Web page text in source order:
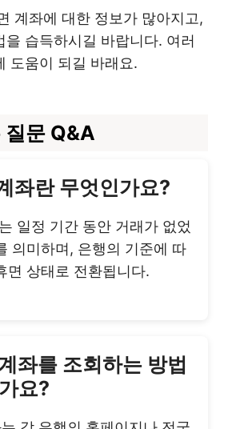
계좌에 대한 정보가 많아지고,
을 습득하시길 바랍니다. 여러
도움이 되길 바래요.
질문 Q&A
좌란 무엇인가요?
일정 기간 동안 거래가 없었
의미하며, 은행의 기준에 따
면 상태로 전환됩니다.
좌를 조회하는 방법
요?